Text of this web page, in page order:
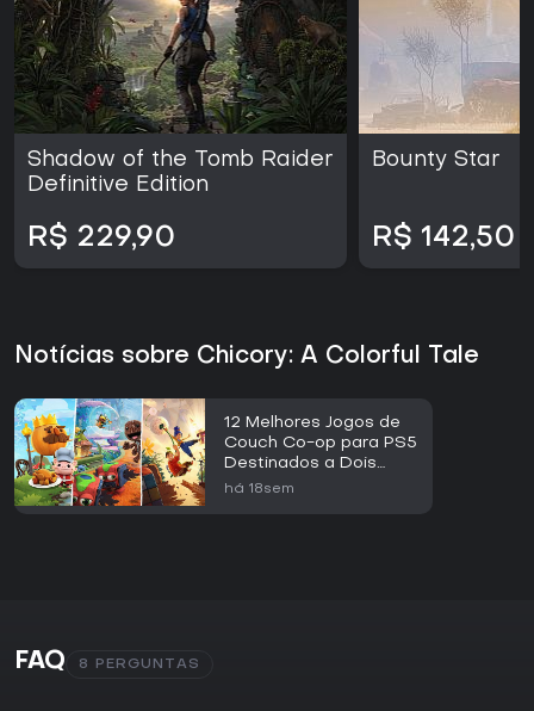
Shadow of the Tomb Raider
Definitive Edition
R$ 229,90
Bounty Star
R$ 142,50
Notícias sobre Chicory: A Colorful Tale
12 Melhores Jogos de
Couch Co-op para PS5
Destinados a Dois
Jogadores
há 18sem
FAQ 8 PERGUNTAS